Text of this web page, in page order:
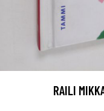
RAILI